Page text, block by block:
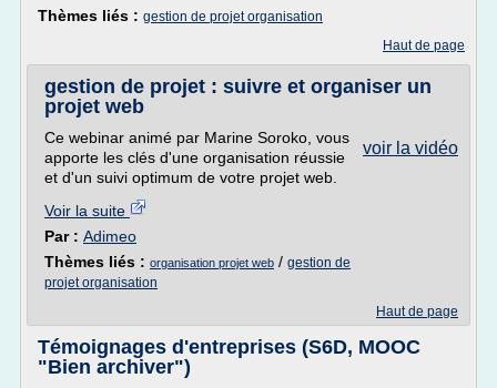
Thèmes liés : gestion de projet organisation
Haut de page
gestion de projet : suivre et organiser un
projet web
voir la vidéo
Ce webinar animé par Marine Soroko, vous
apporte les clés d'une organisation réussie
et d'un suivi optimum de votre projet web.
Voir la suite
Par : Adimeo
Thèmes liés : organisation projet web / gestion de
projet organisation
Haut de page
Témoignages d'entreprises (S6D, MOOC
"Bien archiver")